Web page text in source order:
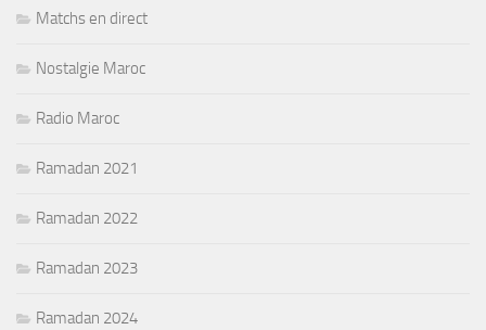
Matchs en direct
Nostalgie Maroc
Radio Maroc
Ramadan 2021
Ramadan 2022
Ramadan 2023
Ramadan 2024